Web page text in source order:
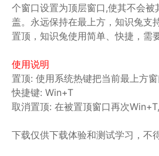
个窗口设置为顶层窗口,使其不会被
盖。永远保持在最上方，知识兔支
置顶，知识兔使用简单、快捷，需
使用说明
置顶: 使用系统热键把当前最上方
快捷键: Win+T
取消置顶: 在被置顶窗口再次
下载仅供下载体验和测试学习，不